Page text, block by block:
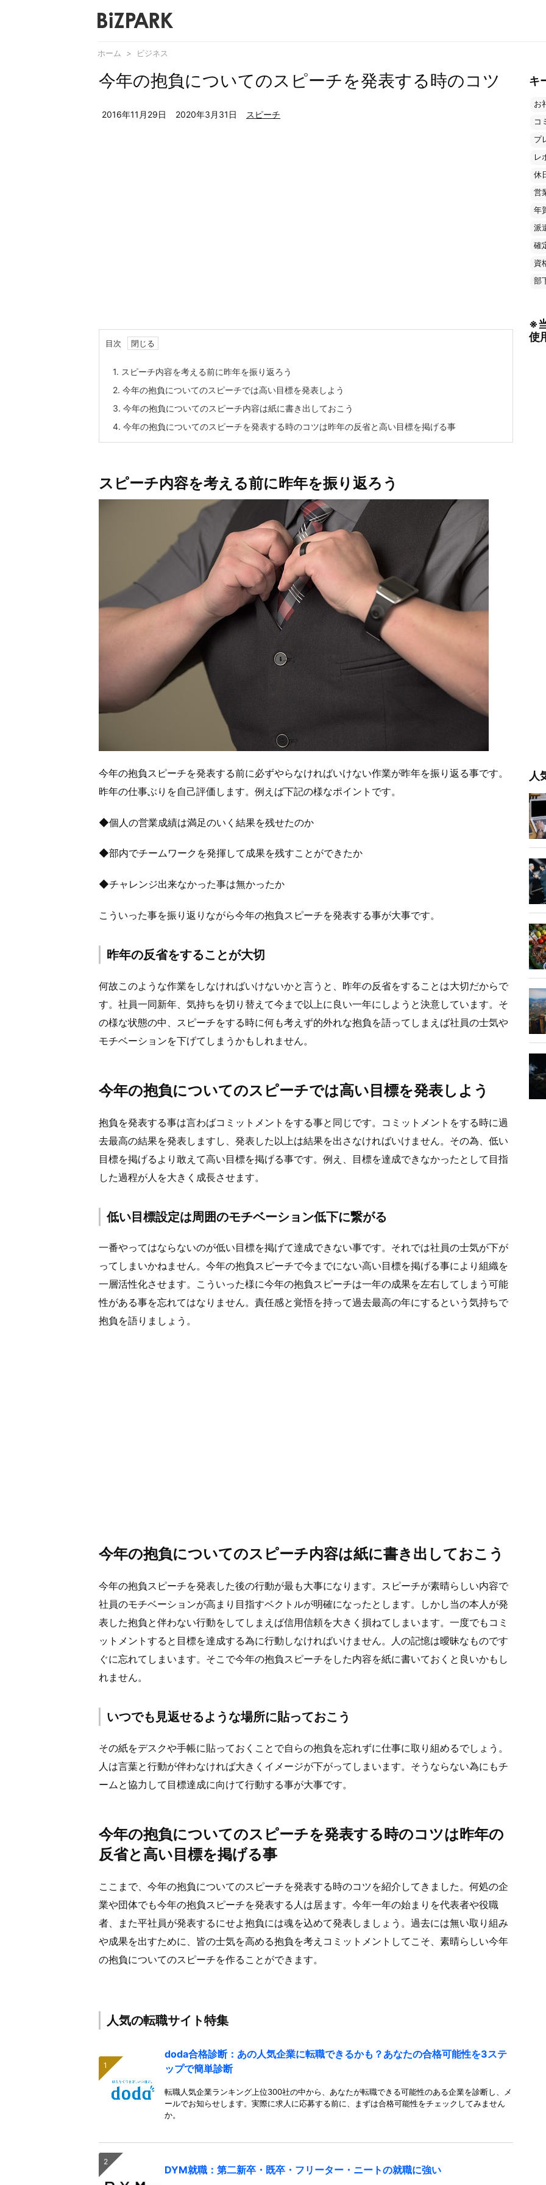
ホーム > ビジネス
今年の抱負についてのスピーチを発表する時のコツ
2016年11月29日 2020年3月31日 スピーチ
目次
1. スピーチ内容を考える前に昨年を振り返ろう
2. 今年の抱負についてのスピーチでは高い目標を発表しよう
3. 今年の抱負についてのスピーチ内容は紙に書き出しておこう
4. 今年の抱負についてのスピーチを発表する時のコツは昨年の反省と高い目標を掲げる事
スピーチ内容を考える前に昨年を振り返ろう
今年の抱負スピーチを発表する前に必ずやらなければいけない作業が昨年を振り返る事です。
昨年の仕事ぶりを自己評価します。例えば下記の様なポイントです。
◆個人の営業成績は満足のいく結果を残せたのか
◆部内でチームワークを発揮して成果を残すことができたか
◆チャレンジ出来なかった事は無かったか
こういった事を振り返りながら今年の抱負スピーチを発表する事が大事です。
昨年の反省をすることが大切
何故このような作業をしなければいけないかと言うと、昨年の反省をすることは大切だからで
す。社員一同新年、気持ちを切り替えて今まで以上に良い一年にしようと決意しています。そ
の様な状態の中、スピーチをする時に何も考えず的外れな抱負を語ってしまえば社員の士気や
モチベーションを下げてしまうかもしれません。
今年の抱負についてのスピーチでは高い目標を発表しよう
抱負を発表する事は言わばコミットメントをする事と同じです。コミットメントをする時に過
去最高の結果を発表しますし、発表した以上は結果を出さなければいけません。その為、低い
目標を掲げるより敢えて高い目標を掲げる事です。例え、目標を達成できなかったとして目指
した過程が人を大きく成長させます。
低い目標設定は周囲のモチベーション低下に繋がる
一番やってはならないのが低い目標を掲げて達成できない事です。それでは社員の士気が下が
ってしまいかねません。今年の抱負スピーチで今までにない高い目標を掲げる事により組織を
一層活性化させます。こういった様に今年の抱負スピーチは一年の成果を左右してしまう可能
性がある事を忘れてはなりません。責任感と覚悟を持って過去最高の年にするという気持ちで
抱負を語りましょう。
今年の抱負についてのスピーチ内容は紙に書き出しておこう
今年の抱負スピーチを発表した後の行動が最も大事になります。スピーチが素晴らしい内容で
社員のモチベーションが高まり目指すベクトルが明確になったとします。しかし当の本人が発
表した抱負と伴わない行動をしてしまえば信用信頼を大きく損ねてしまいます。一度でもコミ
ットメントすると目標を達成する為に行動しなければいけません。人の記憶は曖昧なものです
ぐに忘れてしまいます。そこで今年の抱負スピーチをした内容を紙に書いておくと良いかもし
れません。
いつでも見返せるような場所に貼っておこう
その紙をデスクや手帳に貼っておくことで自らの抱負を忘れずに仕事に取り組めるでしょう。
人は言葉と行動が伴わなければ大きくイメージが下がってしまいます。そうならない為にもチ
ームと協力して目標達成に向けて行動する事が大事です。
今年の抱負についてのスピーチを発表する時のコツは昨年の
反省と高い目標を掲げる事
ここまで、今年の抱負についてのスピーチを発表する時のコツを紹介してきました。何処の企
業や団体でも今年の抱負スピーチを発表する人は居ます。今年一年の始まりを代表者や役職
者、また平社員が発表するにせよ抱負には魂を込めて発表しましょう。過去には無い取り組み
や成果を出すために、皆の士気を高める抱負を考えコミットメントしてこそ、素晴らしい今年
の抱負についてのスピーチを作ることができます。
人気の転職サイト特集
doda合格診断：あの人気企業に転職できるかも？あなたの合格可能性を3ステ
ップで簡単診断
転職人気企業ランキング上位300社の中から、あなたが転職できる可能性のある企業を診断し、メ
ールでお知らせします。実際に求人に応募する前に、まずは合格可能性をチェックしてみません
か。
DYM就職：第二新卒・既卒・フリーター・ニートの就職に強い
キ
お
コ
プ
レ
休
営
年
派
確
資
部
※
使
人